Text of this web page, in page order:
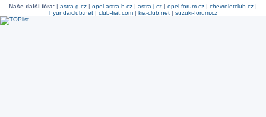
Naše další fóra: | astra-g.cz | opel-astra-h.cz | astra-j.cz | opel-forum.cz | chevroletclub.cz |
hyundaiclub.net| club-fiat.com| kia-club.net| suzuki-forum.cz